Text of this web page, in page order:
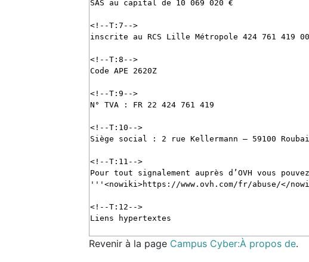
Revenir à la page Campus Cyber:À propos de.